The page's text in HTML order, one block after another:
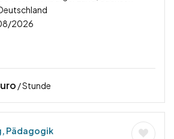
2026
/ Stunde
Pädagogik